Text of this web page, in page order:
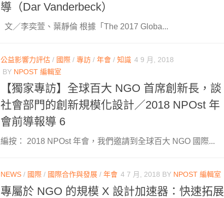
導（Dar Vanderbeck）
文／李奕萱、葉靜倫 根據「The 2017 Globa...
公益影響力評估 / 國際 / 專訪 / 年會 / 知識 4 9 月, 2018
BY NPOST 編輯室
【獨家專訪】全球百大 NGO 首席創新長，談
社會部門的創新規模化設計／2018 NPOst 年
會前導報導 6
編按： 2018 NPOst 年會，我們邀請到全球百大 NGO 國際...
NEWS / 國際 / 國際合作與發展 / 年會 4 7 月, 2018 BY NPOST 編輯室
專屬於 NGO 的規模 X 設計加速器：快速拓展